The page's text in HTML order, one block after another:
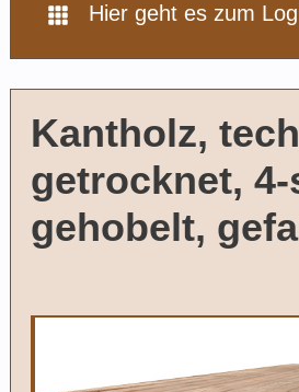
Hier geht es zum
Kantholz,
getrocknet,
gehobelt,